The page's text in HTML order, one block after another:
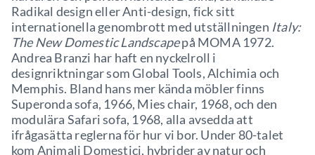
Radikal design eller Anti-design, fick sitt
internationella genombrott med utställningen Italy:
The New Domestic Landscapepå MOMA 1972.
Andrea Branzi har haft en nyckelroll i
designriktningar som Global Tools, Alchimia och
Memphis. Bland hans mer kända möbler finns
Superonda sofa, 1966, Mies chair, 1968, och den
modulära Safari sofa, 1968, alla avsedda att
ifrågasätta reglerna för hur vi bor. Under 80-talet
kom Animali Domestici, hybrider av natur och